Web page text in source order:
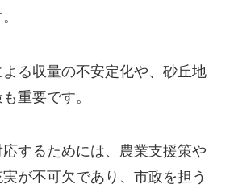
る収量の不安定化や、砂丘地
重要です。
するためには、農業支援策や
が不可欠であり、市政を担う